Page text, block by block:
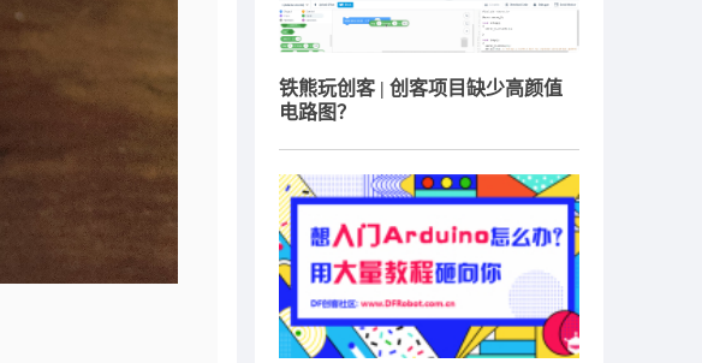
铁熊玩创客 | 创客项目缺少高颜值
电路图？